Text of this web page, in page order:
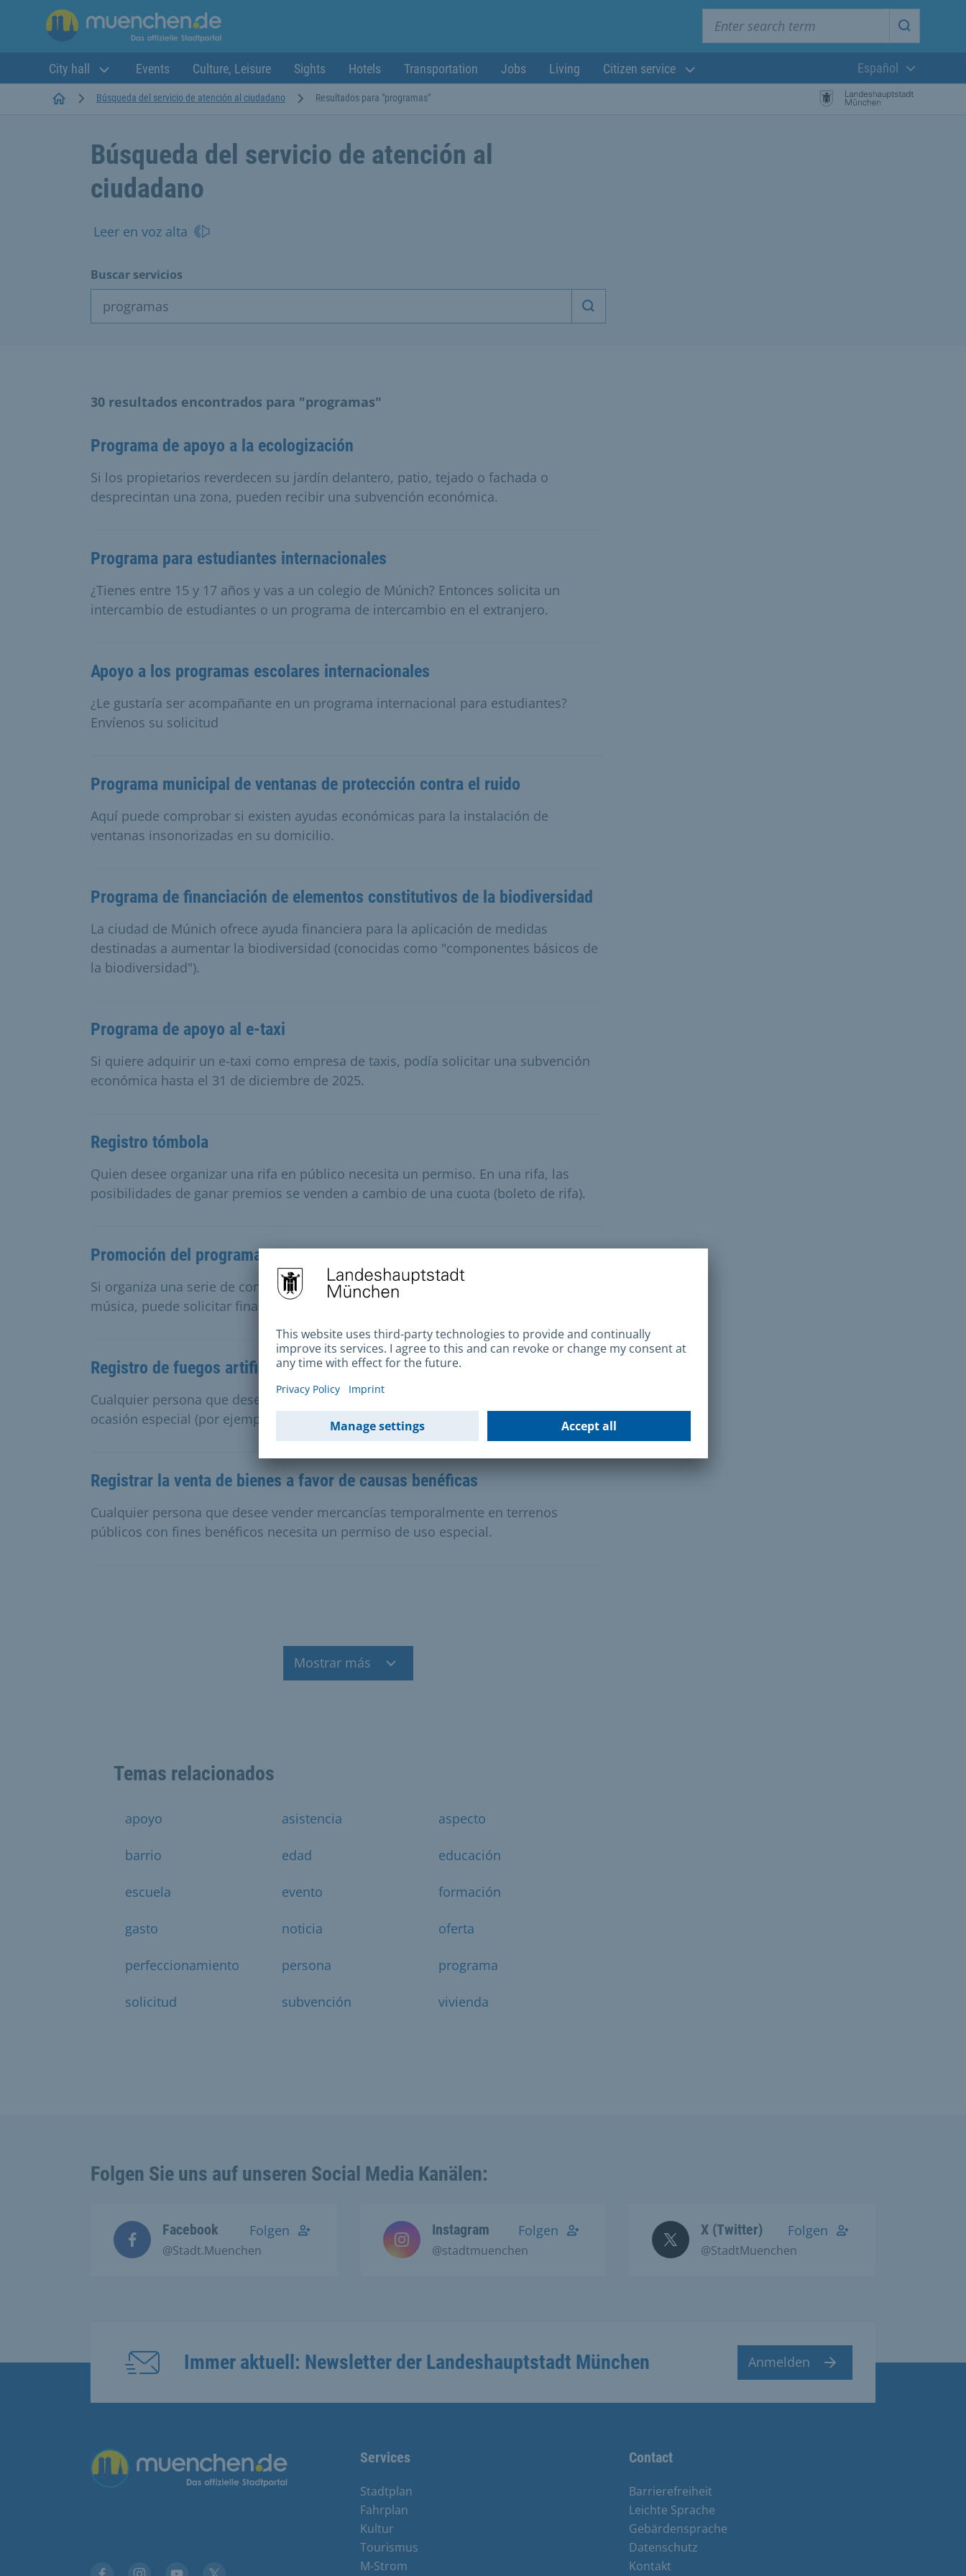
Start
City hall Events Culture, Leisure Sights Hotels Transportation Jobs Living Citizen service
Lengua actual:
Español
StartseiteBúsqueda del servicio de atención al ciudadano Resultados para "programas"
Búsqueda del servicio de atención al
ciudadano
Leer en voz alta
Buscar servicios
Iniciar búsqueda
30 resultados encontrados para "programas"
Programa de apoyo a la ecologización
Si los propietarios reverdecen su jardín delantero, patio, tejado o fachada o
desprecintan una zona, pueden recibir una subvención económica.
Programa para estudiantes internacionales
¿Tienes entre 15 y 17 años y vas a un colegio de Múnich? Entonces solicita un
intercambio de estudiantes o un programa de intercambio en el extranjero.
Apoyo a los programas escolares internacionales
¿Le gustaría ser acompañante en un programa internacional para estudiantes?
Envíenos su solicitud
Programa municipal de ventanas de protección contra el ruido
Aquí puede comprobar si existen ayudas económicas para la instalación de
ventanas insonorizadas en su domicilio.
Programa de financiación de elementos constitutivos de la biodiversidad
La ciudad de Múnich ofrece ayuda financiera para la aplicación de medidas
destinadas a aumentar la biodiversidad (conocidas como "componentes básicos de
la biodiversidad").
Programa de apoyo al e-taxi
Si quiere adquirir un e-taxi como empresa de taxis, podía solicitar una subvención
económica hasta el 31 de diciembre de 2025.
Registro tómbola
Quien desee organizar una rifa en público necesita un permiso. En una rifa, las
posibilidades de ganar premios se venden a cambio de una cuota (boleto de rifa).
Promoción del programa Pop
Si organiza una serie de conciertos no comerciales en pequeñas salas o festivales de
música, puede solicitar financiación.
Registro de fuegos artificiales (pirotecnia)
Cualquier persona que desee comprar y lanzar fuegos artificiales privados para una
ocasión especial (por ejemplo, cumpleaños, aniversario) necesita una licencia.
Registrar la venta de bienes a favor de causas benéficas
Cualquier persona que desee vender mercancías temporalmente en terrenos
públicos con fines benéficos necesita un permiso de uso especial.
Mostrar más
Temas relacionados
apoyo asistencia aspecto
barrio edad educación
escuela evento formación
gasto noticia oferta
perfeccionamiento persona programa
solicitud subvención vivienda
Folgen Sie uns auf unseren Social Media Kanälen:
Facebook
@Stadt.Muenchen
Folgen Instagram
@stadtmuenchen
Folgen X (Twitter)
@StadtMuenchen
Folgen
Immer aktuell: Newsletter der Landeshauptstadt München Anmelden
Übergreifende Links Services
Stadtplan
Fahrplan
Kultur
Tourismus
M-Strom
Contact
Barrierefreiheit
Leichte Sprache
Gebärdensprache
Datenschutz
Kontakt